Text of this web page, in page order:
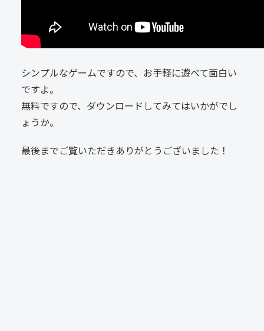
シンプルなゲームですので、お手軽に遊べて面白い
ですよ。
無料ですので、ダウンロードしてみてはいかがでし
ょうか。
最後までご覧いただきありがとうございました！